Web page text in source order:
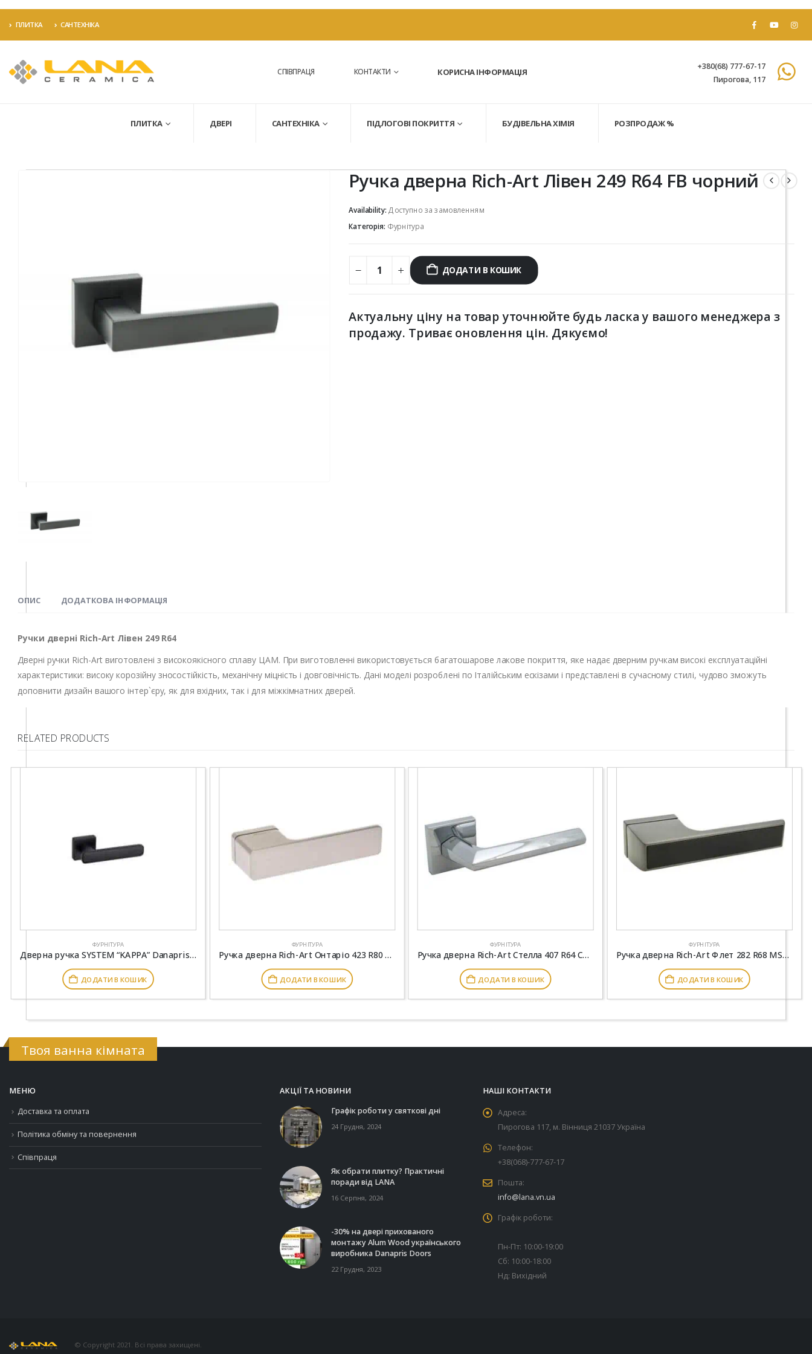
ПЛИТКА САНТЕХНІКА
СПІВПРАЦЯ КОНТАКТИ КОРИСНА ІНФОРМАЦІЯ
+380(68) 777-67-17
Пирогова, 117
ПЛИТКА ДВЕРІ САНТЕХНІКА ПІДЛОГОВІ ПОКРИТТЯ БУДІВЕЛЬНА ХІМІЯ РОЗПРОДАЖ %
Ручка дверна Rich-Art Лівен 249 R64 FB чорний
Availability: Доступно за замовленням
Категорія: Фурнітура
ДОДАТИ В КОШИК
Актуальну ціну на товар уточнюйте будь ласка у вашого менеджера з
продажу. Триває оновлення цін. Дякуємо!
ОПИС ДОДАТКОВА ІНФОРМАЦІЯ
Ручки дверні Rich-Art Лівен 249 R64
Дверні ручки Rich-Art виготовлені з високоякісного сплаву ЦАМ. При виготовленні використовується багатошарове лакове покриття, яке надає дверним ручкам високі експлуатаційні
характеристики: високу корозійну зносостійкість, механічну міцність і довговічність. Дані моделі розроблені по Італійським ескізами і представлені в сучасному стилі, чудово зможуть
доповнити дизайн вашого інтер`єру, як для вхідних, так і для міжкімнатних дверей.
RELATED PRODUCTS
ФУРНІТУРА
Дверна ручка SYSTEM “KAPPA” Danapris Doors
ДОДАТИ В КОШИК
ФУРНІТУРА
Ручка дверна Rich-Art Онтаріо 423 R80 MWSN матовий нікель браш
ДОДАТИ В КОШИК
ФУРНІТУРА
Ручка дверна Rich-Art Стелла 407 R64 СР хром
ДОДАТИ В КОШИК
ФУРНІТУРА
Ручка дверна Rich-Art Флет 282 R68 MSB \ FB графіт \ чорна вставка
ДОДАТИ В КОШИК
Твоя ванна кімната
МЕНЮ
Доставка та оплата
Політика обміну та повернення
Співпраця
АКЦІЇ ТА НОВИНИ
Графік роботи у святкові дні
24 Грудня, 2024
Як обрати плитку? Практичні
поради від LANA
16 Серпня, 2024
-30% на двері прихованого
монтажу Alum Wood українського
виробника Danapris Doors
22 Грудня, 2023
НАШІ КОНТАКТИ
Адреса:
Пирогова 117, м. Вінниця 21037 Україна
Телефон:
+38(068)-777-67-17
Пошта:
info@lana.vn.ua
Графік роботи:
Пн-Пт: 10:00-19:00
Сб: 10:00-18:00
Нд: Вихідний
© Copyright 2021. Всі права захищені.